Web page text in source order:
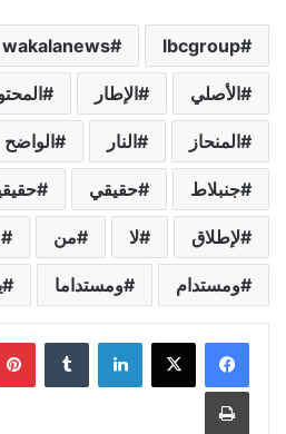
lbcgroup
wakalanews
الأصلي الإطار
المنحاز النار الواضح
جنبلاط حقيقي
لإطلاق لا من
ومستدام ومستداما
لينكدإن